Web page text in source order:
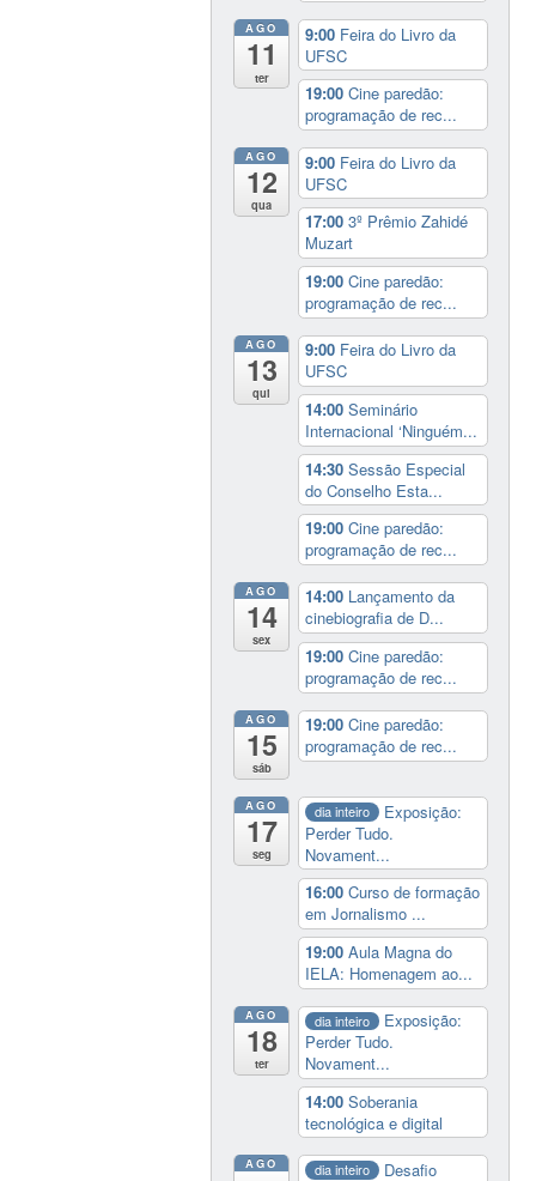
AGO
11
ter
9:00 Feira do Livro da
UFSC
19:00Cine paredão:
programação de rec...
AGO
12
qua
9:00 Feira do Livro da
UFSC
17:003º Prêmio Zahidé
Muzart
19:00Cine paredão:
programação de rec...
AGO
13
qui
9:00 Feira do Livro da
UFSC
14:00Seminário
Internacional ‘Ninguém...
14:30Sessão Especial
do Conselho Esta...
19:00Cine paredão:
programação de rec...
AGO
14
sex
14:00 Lançamento da
cinebiografia de D...
19:00Cine paredão:
programação de rec...
AGO
15
sáb
19:00Cine paredão:
programação de rec...
AGO
17
seg
dia inteiro
Exposição:
Perder Tudo.
Novament...
16:00Curso de formação
em Jornalismo ...
19:00Aula Magna do
IELA: Homenagem ao...
AGO
18
ter
dia inteiro
Exposição:
Perder Tudo.
Novament...
14:00Soberania
tecnológica e digital
AGO dia inteiro
Desafio